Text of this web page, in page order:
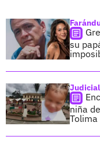
su
niña
Tolima